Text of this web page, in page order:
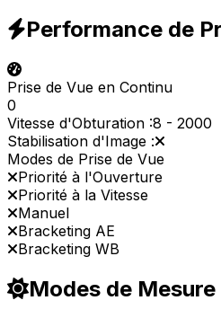
Performance de
Prise de Vue en Continu
0
Vitesse d'Obturation :8 - 2000
Stabilisation d'Image :
Modes de Prise de Vue
Priorité à l'Ouverture
Priorité à la Vitesse
Manuel
Bracketing AE
Bracketing WB
Modes de Mesure